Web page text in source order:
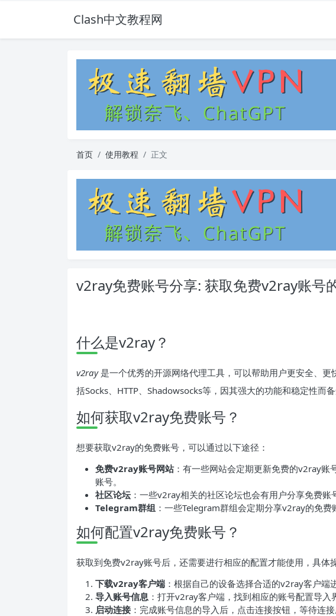
Clash中文教程网
首页 使用教程 正文
v2ray免费账号分享: 获取免费v2ray账号
什么是v2ray？
v2ray是一个优秀的开源网络代理工具，可以帮助用户更安全、
括Socks、HTTP、Shadowsocks等，因其强大的功能和稳定性而备
如何获取v2ray免费账号？
想要获取v2ray的免费账号，可以通过以下途径：
免费v2ray账号网站：有一些网站会定期更新免费的v2ray账
账号。
社区论坛 ：一些v2ray相关的社区论坛也会有用户分享免费账
Telegram群组 ：一些Telegram群组会定期分享v2ray的免费
如何配置v2ray免费账号？
获取到免费v2ray账号后，还需要进行相应的配置才能使用，具体
下载v2ray客户端 ：根据自己的设备选择合适的v2ray客户端
导入账号信息 ：打开v2ray客户端，找到相应的账号配置导入
启动连接 ：完成账号信息的导入后，点击连接按钮，等待连接